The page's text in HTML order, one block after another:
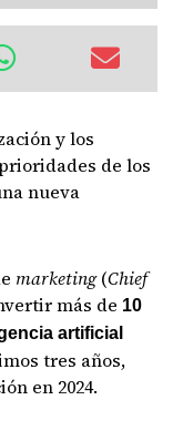
y los
de los
nueva
marketing(Chief
más de 10
artificial
tres años,
en 2024.